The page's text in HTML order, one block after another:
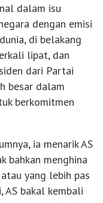
dalam isu
dengan emisi
di belakang
lipat, dan
dari Partai
besar dalam
berkomitmen
ia menarik AS
bahkan menghina
yang lebih pas
AS bakal kembali